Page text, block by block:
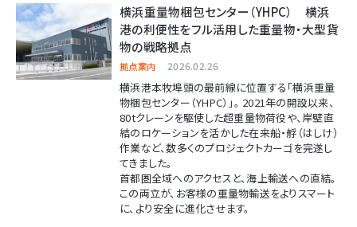
横浜重量物梱包センター（YHPC） 横浜
港の利便性をフル活用した重量物・大型貨
物の戦略拠点
拠点案内 2026.02.26
横浜港本牧埠頭の最前線に位置する「横浜重量
物梱包センター（YHPC）」。 2021年の開設以来、
80tクレーンを駆使した超重量物荷役や、岸壁直
結のロケーションを活かした在来船・艀（はしけ）
作業など、数多くのプロジェクトカーゴを完遂し
てきました。
首都圏全域へのアクセスと、海上輸送への直結。
この両立が、お客様の重量物輸送をよりスマート
に、より安全に進化させます。